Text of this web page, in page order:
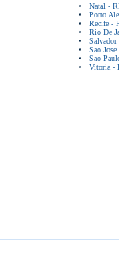
Natal -
Porto
Recife -
Rio De
Sao
Sao
Vitoria -